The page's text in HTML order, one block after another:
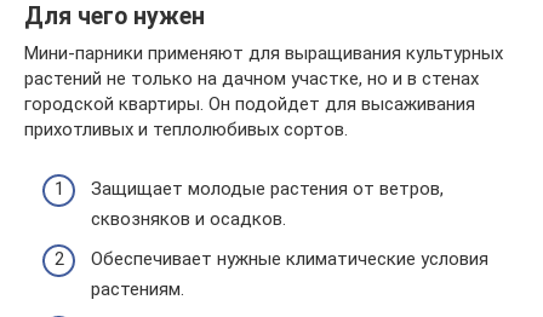
Для чего нужен
Мини-парники применяют для выращивания культурных
растений не только на дачном участке, но и в стенах
городской квартиры. Он подойдет для высаживания
прихотливых и теплолюбивых сортов.
Защищает молодые растения от ветров,
сквозняков и осадков.
Обеспечивает нужные климатические условия
растениям.